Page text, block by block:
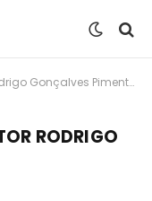
Gonçalves Pimentel"
RODRIGO